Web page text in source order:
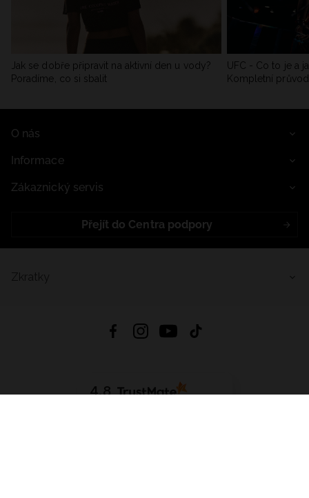
Jak se dobře připravit na aktivní den u vody?
Poradíme, co si sbalit
UFC - Co to je a
Kompletní
O nás
Informace
Zákaznický servis
Přejít do Centra podpory
4.8